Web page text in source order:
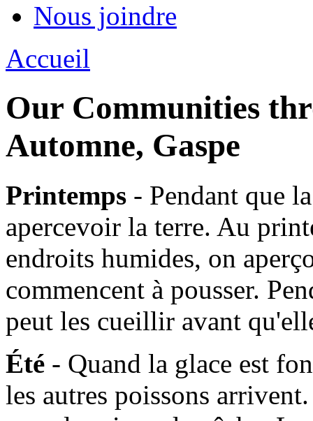
Nous joindre
Accueil
Our Communities
Automne, Gaspe
Printemps - Pendant que
apercevoir la terre. Au
endroits humides, on
commencent à pousser.
peut les cueillir avant
Été - Quand la glace est
les autres poissons